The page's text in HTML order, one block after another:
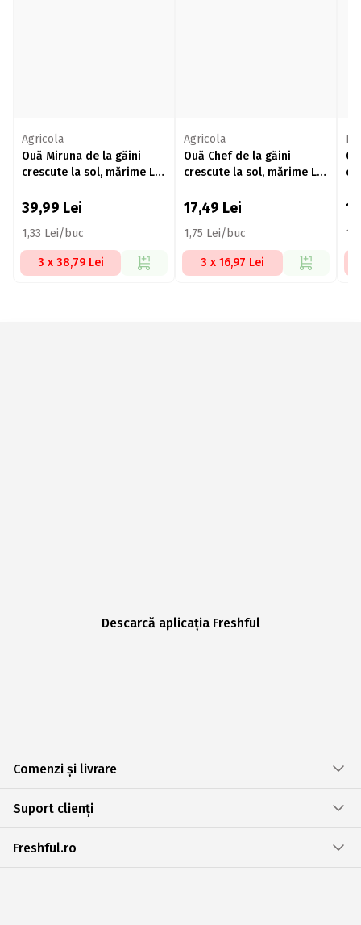
Agricola
Ouă Miruna de la găini
crescute la sol, mărime L,
39,99 Lei
1,33 Lei/buc
3 x 38,79 Lei
Agricola
Ouă Chef de la găini
crescute la sol, mărime L,
17,49 Lei
1,75 Lei/buc
3 x 16,97 Lei
Descarcă aplicația Freshful
Comenzi și livrare
Suport clienți
Freshful.ro